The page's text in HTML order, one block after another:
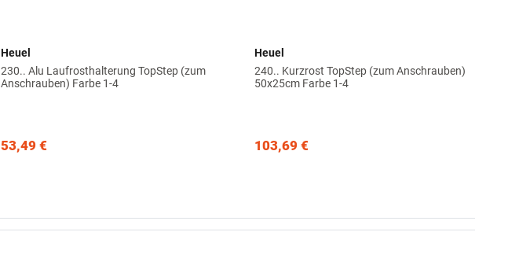
Heuel
230.. Alu Laufrosthalterung TopStep (zum
Anschrauben) Farbe 1-4
53,49 €
Heuel
240.. Kurzrost TopStep (zum Anschrauben)
50x25cm Farbe 1-4
103,69 €